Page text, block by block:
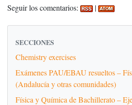
Seguir los comentarios: |
SECCIONES
Chemistry exercises
Exámenes PAU/EBAU resueltos –
(Andalucía y otras comunidades)
Física y Química de Bachillerato –